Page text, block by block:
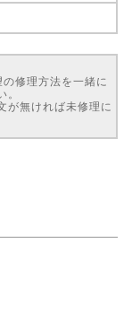
の修理方法を一緒に
が無ければ未修理に